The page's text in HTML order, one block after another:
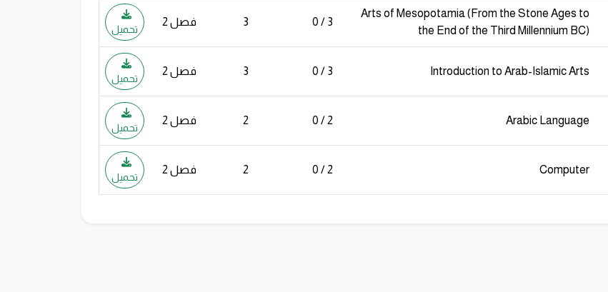
Arts of Mesopotamia (From the Stone Ages to
the End of the Third Millennium BC)
3 / 0
3 فصل 2
تحميل
Introduction to Arab-Islamic Arts
3 / 0
3 فصل 2
تحميل
Arabic Language
2 / 0
2 فصل 2
تحميل
Computer
2 / 0
2 فصل 2
تحميل